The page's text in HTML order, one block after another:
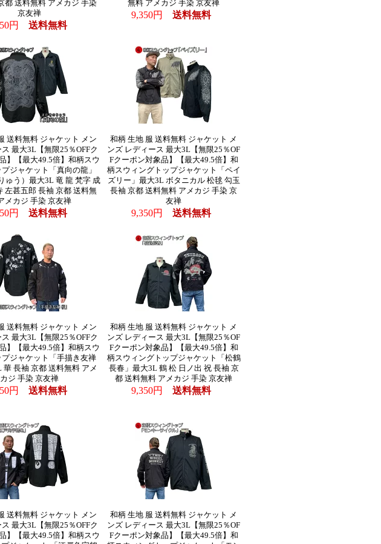
都 送料無料 アメカジ 手染
京友禅
円 送料無料
無料 アメカジ 手染 京友禅
9,350円 送料無料
送料無料 ジャケット メン
最大3L【無限25％OFFク
】【最大49.5倍】和柄スウ
ジャケット「真向の龍」
ゅう）最大3L 竜 龍 梵字 成
左甚五郎 長袖 京都 送料無
メカジ 手染 京友禅
円 送料無料
和柄 生地 服 送料無料 ジャケット メ
ンズ レディース 最大3L【無限25％OF
Fクーポン対象品】【最大49.5倍】和
柄スウィングトップジャケット「ペイ
ズリー」最大3L ボタニカル 松毬 勾玉
長袖 京都 送料無料 アメカジ 手染 京
友禅
9,350円 送料無料
送料無料 ジャケット メン
最大3L【無限25％OFFク
】【最大49.5倍】和柄スウ
プジャケット「手描き友禅
華 長袖 京都 送料無料 アメ
カジ 手染 京友禅
円 送料無料
和柄 生地 服 送料無料 ジャケット メ
ンズ レディース 最大3L【無限25％OF
Fクーポン対象品】【最大49.5倍】和
柄スウィングトップジャケット「松鶴
長春」最大3L 鶴 松 日ノ出 祝 長袖 京
都 送料無料 アメカジ 手染 京友禅
9,350円 送料無料
送料無料 ジャケット メン
最大3L【無限25％OFFク
】【最大49.5倍】和柄スウ
和柄 生地 服 送料無料 ジャケット メ
ンズ レディース 最大3L【無限25％OF
Fクーポン対象品】【最大49.5倍】和